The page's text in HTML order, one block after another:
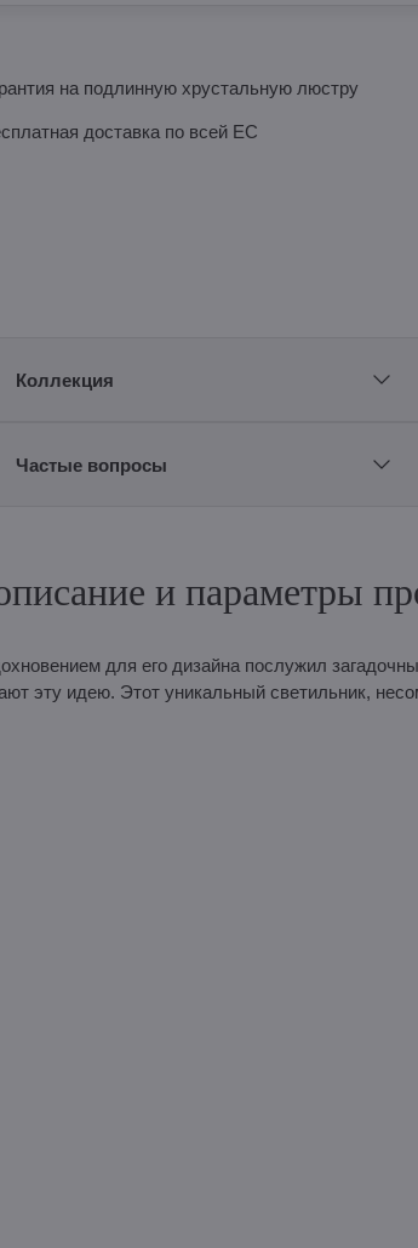
на подлинную хрустальную люстру
доставка по всей ЕС
Коллекция
Частые вопросы
и параметры
для его дизайна послужил
эту идею. Этот уникальный светильник,